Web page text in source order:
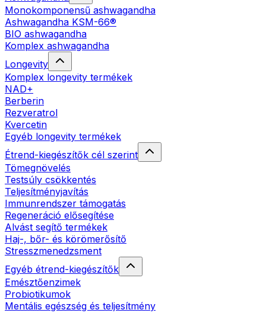
Monokomponensű ashwagandha
Ashwagandha KSM-66®
BIO ashwagandha
Komplex ashwagandha
Longevity
Komplex longevity termékek
NAD+
Berberin
Rezveratrol
Kvercetin
Egyéb longevity termékek
Étrend-kiegészítők cél szerint
Tömegnövelés
Testsúly csökkentés
Teljesítményjavítás
Immunrendszer támogatás
Regeneráció elősegítése
Alvást segítő termékek
Haj-, bőr- és körömerősítő
Stresszmenedzsment
Egyéb étrend-kiegészítők
Emésztőenzimek
Probiotikumok
Mentális egészség és teljesítmény